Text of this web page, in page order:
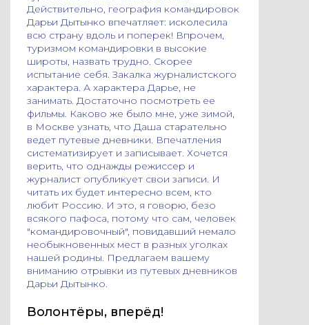
Действительно, география командировок
Дарьи Дытынко впечатляет: исколесила
всю страну вдоль и поперек! Впрочем,
туризмом командировки в высокие
широты, назвать трудно. Скорее
испытание себя. Закалка журналистского
характера. А характера Дарье, не
занимать. Достаточно посмотреть ее
фильмы. Каково же было мне, уже зимой,
в Москве узнать, что Даша старательно
ведет путевые дневники. Впечатления
систематизирует и записывает. Хочется
верить, что однажды режиссер и
журналист опубликует свои записи. И
читать их будет интересно всем, кто
любит Россию. И это, я говорю, безо
всякого пафоса, потому что сам, человек
"командировочный", повидавший немало
необыкновенных мест в разных уголках
нашей родины. Предлагаем вашему
вниманию отрывки из путевых дневников
Дарьи Дытынко.
Волонтёры, вперёд!